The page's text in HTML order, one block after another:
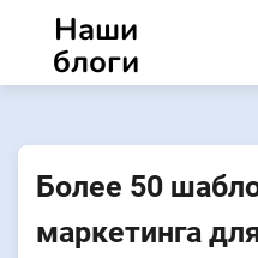
Перейти
содержанию
Наши
блоги
О Нас
Более 50
маркетинга